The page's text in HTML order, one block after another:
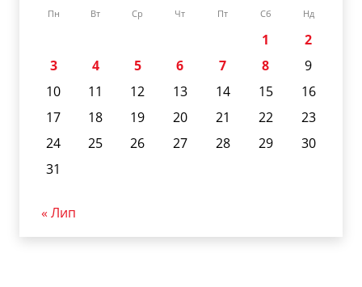
Пн Вт Ср Чт Пт Сб Нд
1
2
3
4 5 6 7 8
9
10
11 12 13 14 15
16
17
18 19 20 21 22
23
24
25 26 27 28 29
30
31
« Лип